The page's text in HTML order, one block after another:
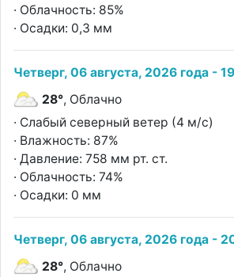
· Облачность: 85%
· Осадки: 0,3 мм
Четверг, 06 августа, 2026 года -
28°, Облачно
· Слабый северный ветер (4 м/с)
· Влажность: 87%
· Давление: 758 мм рт. ст.
· Облачность: 74%
· Осадки: 0 мм
Четверг, 06 августа, 2026 года -
28°, Облачно